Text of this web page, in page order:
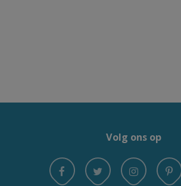
Volg ons op